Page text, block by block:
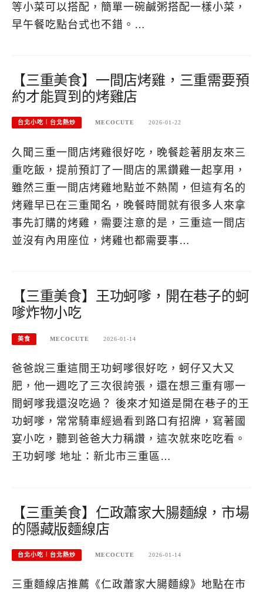
等小菜可以搭配，簡單一碗鹹粥搭配一樣小菜，
早午餐吃點台式也不錯。…
【三重美食】一間店烤雞，三重需要預
約才能買到的烤雞店
台北小吃︱台北熱炒 MECOCUTE 2026-01-22
久聞三重一間店烤雞很好吃，晚餐趁著朋友來三
重吃飯，提前預訂了一間店的黑鑽雞一起享用，
雖然三重一間店烤雞地點並不熱鬧，但這有名的
烤雞早已在三重聞名，晚餐時間就有很多人來拿
事先訂購的烤雞，需要注意的是，三重這一間店
並沒有內用座位，烤雞也都需要事…
【三重美食】王功蚵嗲，開在巷子的蚵
嗲炸物小吃
美食 MECOCUTE 2026-01-14
爸爸說三重這間王功蚵嗲很好吃，蚵仔又大又
肥，他一週吃了三次很誇張，還在想三重有哪一
間蚵嗲我還沒吃過？ 後來才知道是開在巷子的王
功蚵嗲，常常騎車經過看到路口有招牌，寫著國
宴小吃，聽到爸爸大力稱讚，這次就來吃吃看。
王功蚵嗲 地址：新北市三重區…
【三重美食】仁政蕭家大腸麵線，市場
的隱藏版麵線店
台北小吃︱台北熱炒 MECOCUTE 2026-01-14
三重麵線店推薦《仁政蕭家大腸麵線》地點在市